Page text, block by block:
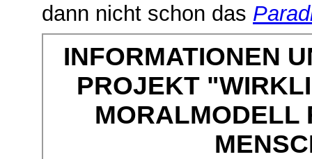
dann nicht schon das